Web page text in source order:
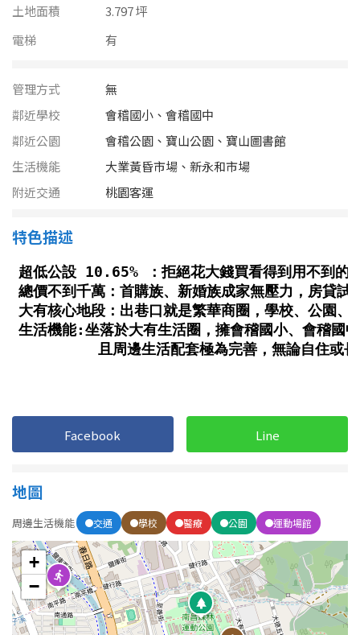
高雄市
澎湖縣
屏東縣
金門連江
40~50 坪
80坪以上
~ 坪
樓層
不拘
1樓 2樓
3樓 4樓
11~20樓
樓
格局
1房
2房 3房
4房 5房以上
土地面積
3.797 坪
電梯
有
管理方式
無
鄰近學校
會稽國小、會稽國中
鄰近公園
會稽公園、寶山公園、寶山圖書館
生活機能
大業黃昏市場、新永和市場
附近交通
桃園客運
特色描述
Facebook Line
地圖
周邊生活機能 交通 學校 醫療 公園 運動場館
+
−